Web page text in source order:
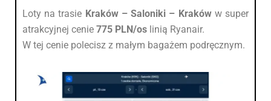
Loty na trasie Kraków – Saloniki – Kraków w super
atrakcyjnej cenie 775 PLN/os linią Ryanair.
W tej cenie polecisz z małym bagażem podręcznym.